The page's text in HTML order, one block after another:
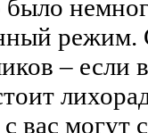
было
режим.
– если
вас могут